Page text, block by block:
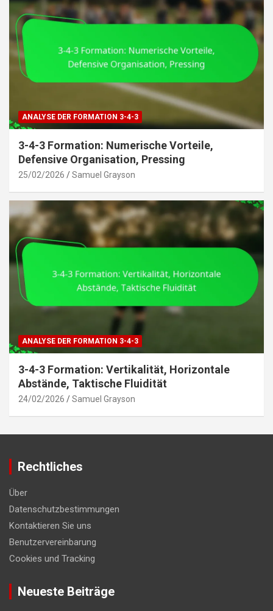
ANALYSE DER FORMATION 3-4-3
3-4-3 Formation: Numerische Vorteile,
Defensive Organisation, Pressing
25/02/2026 Samuel Grayson
ANALYSE DER FORMATION 3-4-3
3-4-3 Formation: Vertikalität, Horizontale
Abstände, Taktische Fluidität
24/02/2026 Samuel Grayson
Rechtliches
Über
Datenschutzbestimmungen
Kontaktieren Sie uns
Benutzervereinbarung
Cookies und Tracking
Neueste Beiträge